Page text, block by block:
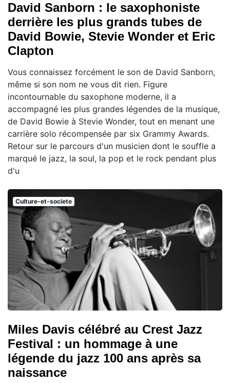
David Sanborn : le saxophoniste
derrière les plus grands tubes de
David Bowie, Stevie Wonder et Eric
Clapton
Vous connaissez forcément le son de David Sanborn,
même si son nom ne vous dit rien. Figure
incontournable du saxophone moderne, il a
accompagné les plus grandes légendes de la musique,
de David Bowie à Stevie Wonder, tout en menant une
carrière solo récompensée par six Grammy Awards.
Retour sur le parcours d'un musicien dont le souffle a
marqué le jazz, la soul, la pop et le rock pendant plus
d'u
Culture-et-societe
Miles Davis célébré au Crest Jazz
Festival : un hommage à une
légende du jazz 100 ans après sa
naissance